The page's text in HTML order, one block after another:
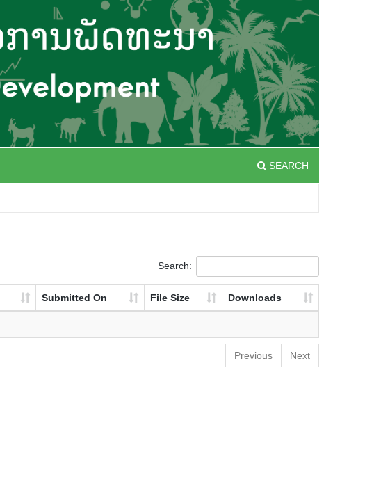
SEARCH
Search:
Submitted On File Size Downloads
Previous Next